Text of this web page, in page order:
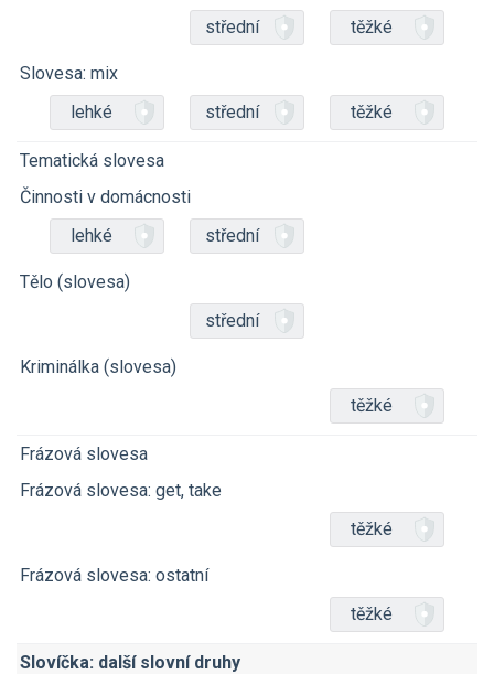
střední
těžké
Slovesa: mix
lehké
střední těžké
Tematická slovesa
Činnosti v domácnosti
lehké
střední
Tělo (slovesa)
střední
Kriminálka (slovesa)
těžké
Frázová slovesa
Frázová slovesa: get, take
těžké
Frázová slovesa: ostatní
těžké
Slovíčka: další slovní druhy